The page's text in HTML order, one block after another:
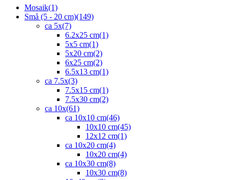
Mosaik(1)
Små (5 - 20 cm)(149)
ca 5x(7)
6.2x25 cm(1)
5x5 cm(1)
5x20 cm(2)
6x25 cm(2)
6.5x13 cm(1)
ca 7.5x(3)
7.5x15 cm(1)
7.5x30 cm(2)
ca 10x(61)
ca 10x10 cm(46)
10x10 cm(45)
12x12 cm(1)
ca 10x20 cm(4)
10x20 cm(4)
ca 10x30 cm(8)
10x30 cm(8)